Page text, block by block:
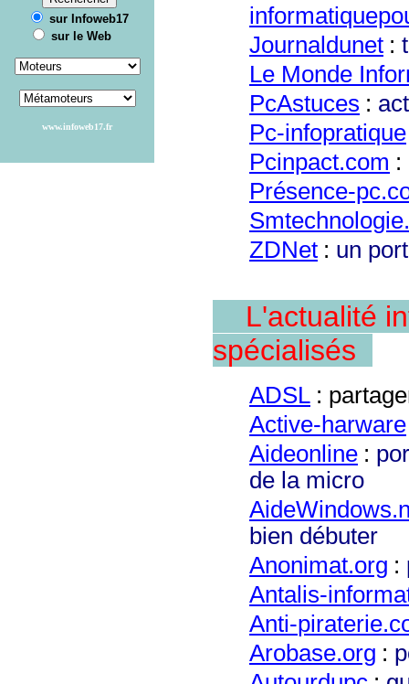
sur Infoweb17
sur le Web
www.infoweb17.fr
Journaldunet :
Le Monde
PcAstuces :
Pc-infopratique
Pcinpact.com :
Présence-
ZDNet : un
L'actualité
spécialisés
ADSL :
Active-harware
Aideonline :
de la micro
AideW
bien débuter
Anonimat.org :
Antalis-
Anti-
Arobase.org :